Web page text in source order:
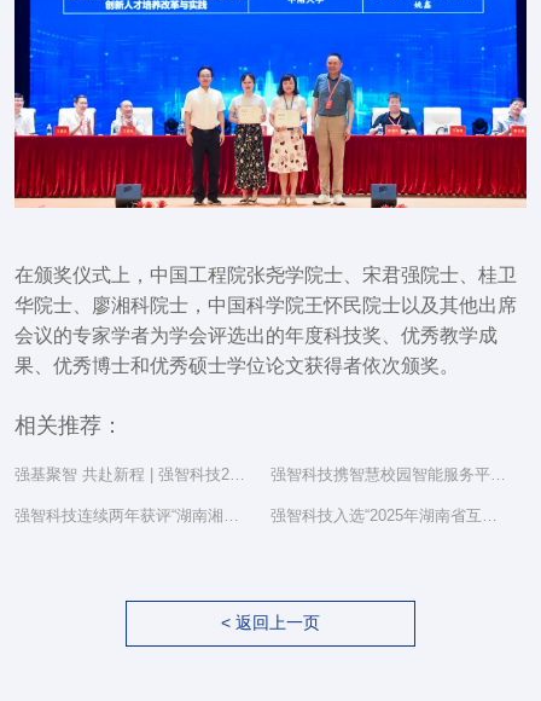
在颁奖仪式上，中国工程院张尧学院士、宋君强院士、桂卫
华院士、廖湘科院士，中国科学院王怀民院士以及其他出席
会议的专家学者为学会评选出的年度科技奖、优秀教学成
果、优秀博士和优秀硕士学位论文获得者依次颁奖。
相关推荐：
强基聚智 共赴新程 | 强智科技2025年度总结表彰大会隆重举行
< 返回上一页